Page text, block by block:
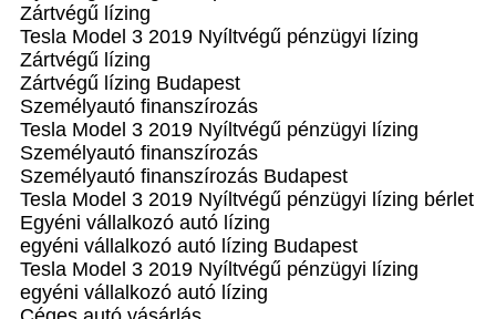
Zártvégű lízing
Tesla Model 3 2019 Nyíltvégű pénzügyi lízing
Zártvégű lízing
Zártvégű lízing Budapest
Személyautó finanszírozás
Tesla Model 3 2019 Nyíltvégű pénzügyi lízing
Személyautó finanszírozás
Személyautó finanszírozás Budapest
Tesla Model 3 2019 Nyíltvégű pénzügyi lízing bérlet
Egyéni vállalkozó autó lízing
egyéni vállalkozó autó lízing Budapest
Tesla Model 3 2019 Nyíltvégű pénzügyi lízing
egyéni vállalkozó autó lízing